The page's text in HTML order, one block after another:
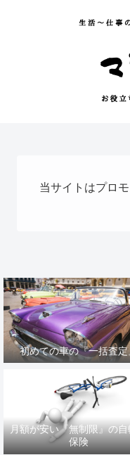
当サイトはプロ
初めての車の『一括査定
月額が安い『無制限』の自
保険